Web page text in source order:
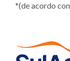
*(de acordo